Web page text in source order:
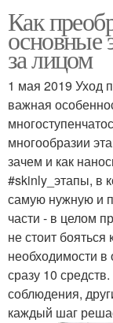
Как
основные
за лицом
1 мая 2019 Уход
важная
многообразии
зачем и как
#skinly_этапы, в
самую нужную и
части - в целом
не стоит бояться
необходимости
сразу 10
соблюдения,
каждый шаг